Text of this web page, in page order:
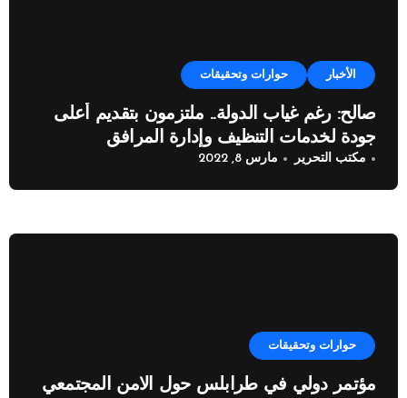
الأخبار حوارات وتحقيقات
صالح: رغم غياب الدولة.. ملتزمون بتقدیم أعلى
جودة لخدمات التنظیف وإدارة المرافق
مكتب التحرير مارس 8, 2022
حوارات وتحقيقات
مؤتمر دولي في طرابلس حول الامن المجتمعي